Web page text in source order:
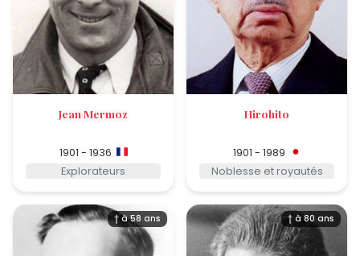
Jean Mermoz
1901 - 1936
Explorateurs
Hirohito
1901 - 1989
Noblesse et royautés
† à 58 ans † à 80 ans